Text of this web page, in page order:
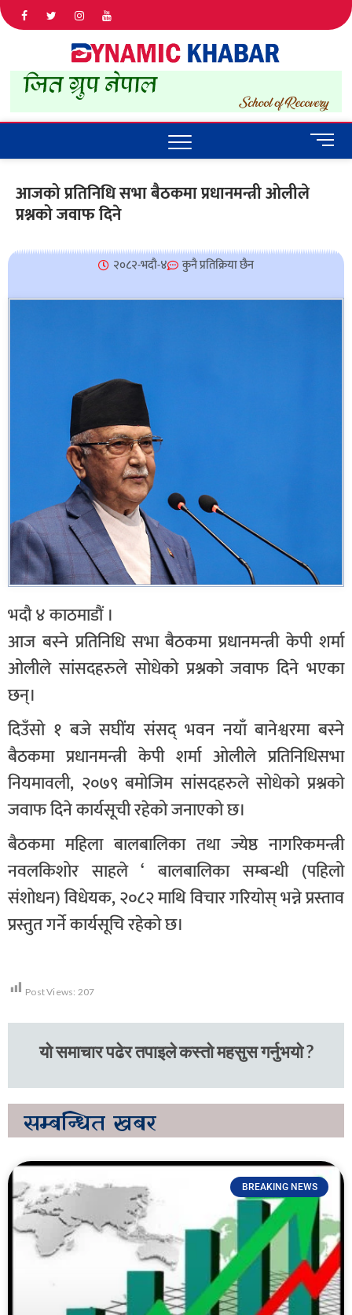
IN NEPAL
M
e
n
आजको प्रतिनिधि सभा बैठकमा प्रधानमन्त्री ओलीले
प्रश्नको जवाफ दिने
२०८२-भदौ-४ कुनै प्रतिक्रिया छैन
भदौ ४ काठमाडौं ।
आज बस्ने प्रतिनिधि सभा बैठकमा प्रधानमन्त्री केपी शर्मा
ओलीले सांसदहरुले सोधेको प्रश्नको जवाफ दिने भएका
छन्।
दिउँसो १ बजे सघींय संसद् भवन नयाँ बानेश्वरमा बस्ने
बैठकमा प्रधानमन्त्री केपी शर्मा ओलीले प्रतिनिधिसभा
नियमावली, २०७९ बमोजिम सांसदहरुले सोधेको प्रश्नको
जवाफ दिने कार्यसूची रहेको जनाएको छ।
बैठकमा महिला बालबालिका तथा ज्येष्ठ नागरिकमन्त्री
नवलकिशोर साहले ‘ बालबालिका सम्बन्धी (पहिलो
संशोधन) विधेयक, २०८२ माथि विचार गरियोस् भन्ने प्रस्ताव
प्रस्तुत गर्ने कार्यसूचि रहेको छ।
Post Views: 207
यो समाचार पढेर तपाइले कस्तो महसुस गर्नुभयो ?
सम्बन्धित खबर
BREAKING NEWS